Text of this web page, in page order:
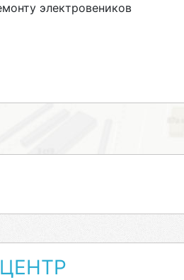
электровеников